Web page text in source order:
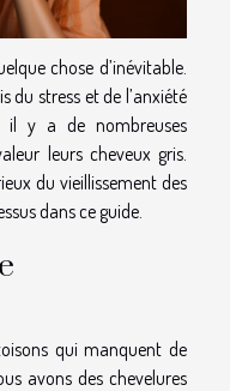
chose d’inévitable.
du stress et de l’anxiété
il y a de nombreuses
leurs cheveux gris.
du vieillissement des
dans ce guide.
qui manquent de
avons des chevelures